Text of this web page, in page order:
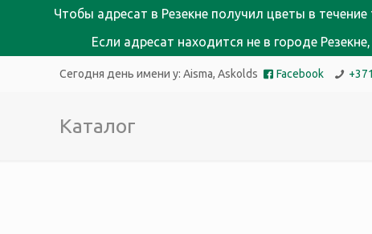
Чтобы адресат в Резекне получил цветы в
Если адресат находится не в городе
Сегодня день имени у:Aisma, Askolds Facebook
Каталог